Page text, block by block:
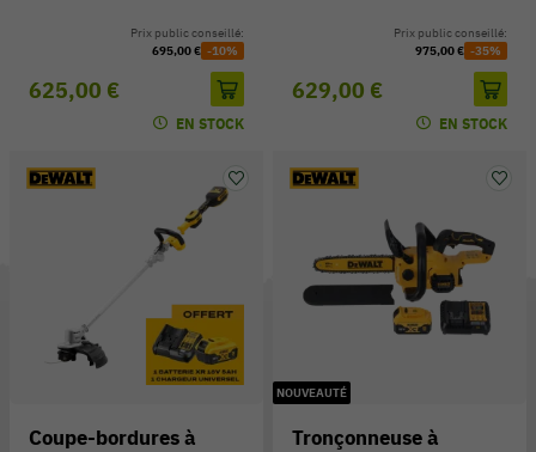
625,00 €
Prix public conseillé:
695,00 € -10%
EN STOCK
629,00 €
Prix public conseillé:
975,00 € -35%
EN STOCK
Coupe-bordures à
NOUVEAUTÉ
Tronçonneuse à